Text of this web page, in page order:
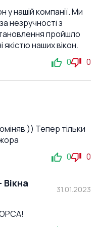
у нашій компанії. Ми
незручності з
пройшло
наших вікон.
0 0
)) Тепер тільки
0 0
Вікна
31.01.2023